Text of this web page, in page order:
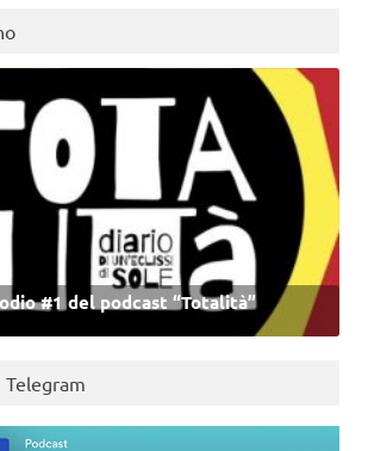
#1 del podcast “Totalità”
Telegram